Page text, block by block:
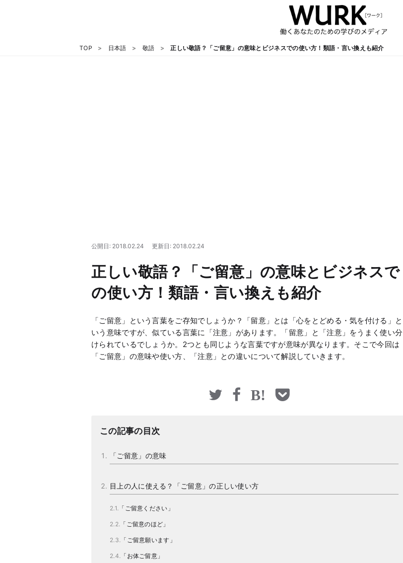
TOP 日本語 敬語 正しい敬語？「ご留意」の意味とビジネスでの使い方！類語・言い換えも紹介
公開日: 2018.02.24 更新日: 2018.02.24
正しい敬語？「ご留意」の意味とビジネスで
の使い方！類語・言い換えも紹介
「ご留意」という言葉をご存知でしょうか？「留意」とは「心をとどめる・気を付ける」と
いう意味ですが、似ている言葉に「注意」があります。「留意」と「注意」をうまく使い分
けられているでしょうか。2つとも同じような言葉ですが意味が異なります。そこで今回は
「ご留意」の意味や使い方、「注意」との違いについて解説していきます。
この記事の目次
「ご留意」の意味
目上の人に使える？「ご留意」の正しい使い方
「ご留意ください」
「ご留意のほど」
「ご留意願います」
「お体ご留意」